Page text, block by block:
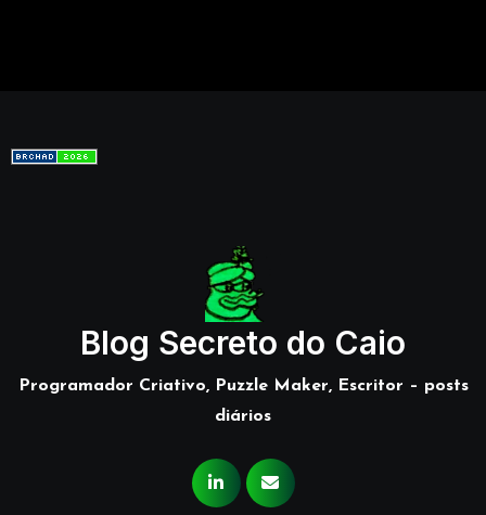
Blog Secreto do Caio
Programador Criativo, Puzzle Maker, Escritor – posts
diários